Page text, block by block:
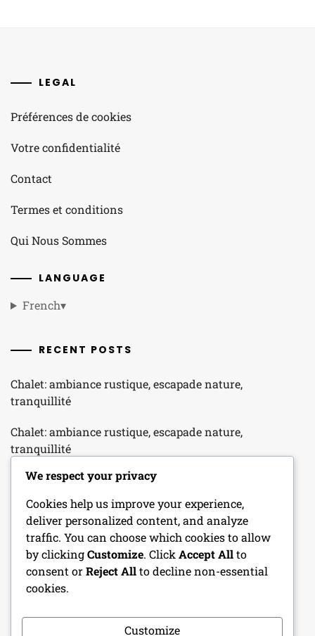
LEGAL
Préférences de cookies
Votre confidentialité
Contact
Termes et conditions
Qui Nous Sommes
LANGUAGE
French▾
RECENT POSTS
Chalet: ambiance rustique, escapade nature,
tranquillité
Chalet: ambiance rustique, escapade nature,
tranquillité
Maison en bois: construction écologique, isolation
naturelle, esthétique
Maison en bois: construction écologique, isolation
naturelle, esthétique
Maison en bois: construction écologique, isolation
naturelle, esthétique
We respect your privacy
Cookies help us improve your experience,
deliver personalized content, and analyze
traffic. You can choose which cookies to allow
by clickingCustomize. Click Accept Allto
consent orReject Allto decline non-essential
cookies.
Customize